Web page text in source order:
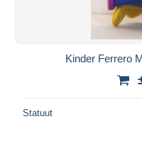
Kinder Ferrero
Statuut